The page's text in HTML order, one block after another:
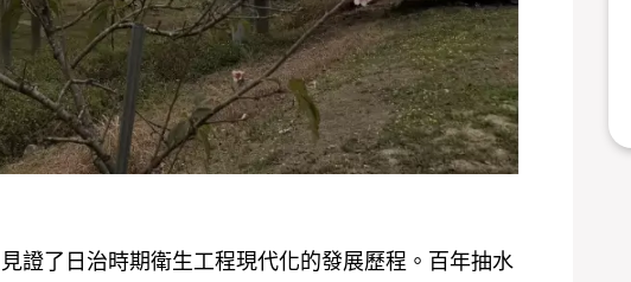
證了日治時期衛生工程現代化的發展歷程。百年抽水